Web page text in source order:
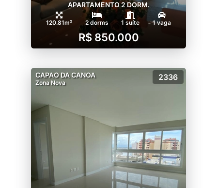
APARTAMENTO 2 DORM.
120.81m² 2 dorms 1 suíte 1 vaga
R$ 850.000
CAPAO DA CANOA
Zona Nova
2336